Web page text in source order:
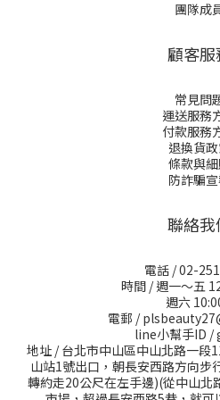
團隊成
顧客服
常見問
運送服務
付款服務
退換貨
條款與細
防詐騙
聯絡我
電話 / 02-
時間 / 週一～五
週六
電郵 /
line小幫手ID /
地址 / 台北市中山區中山北路一段
山站1號出口，朝長安西路方向步
轉約走20公尺在左手邊)(從中山北